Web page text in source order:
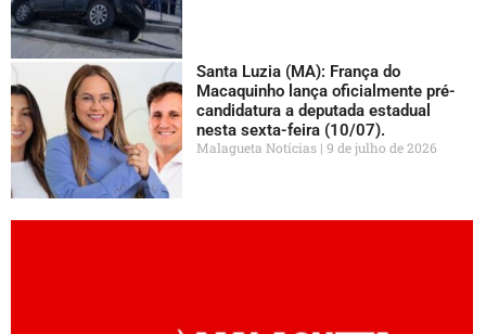
Santa Luzia (MA): França do
Macaquinho lança oficialmente pré-
candidatura a deputada estadual
nesta sexta-feira (10/07).
Malagueta Notícias 9 de julho de 2026